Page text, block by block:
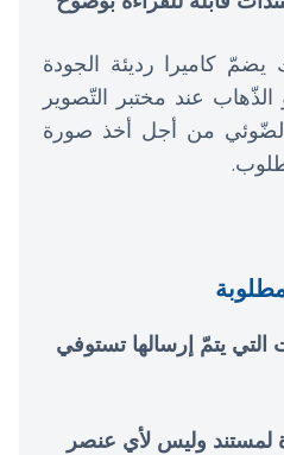
كاميرا رديئة الجودة
عند مختبر التّصوير
من أجل أخذ صورة
التي يتمّ إرسالها تستوفي
وليس لأي عنصر